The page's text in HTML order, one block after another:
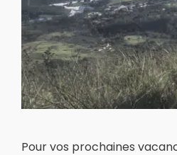
Pour vos prochaines